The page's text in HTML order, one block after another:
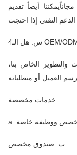
أيضاً تقديم
الدعم التقني إذا احتجت
الخاص بنا،
خدمات مخصصة:
ب. صندوق مخصص.